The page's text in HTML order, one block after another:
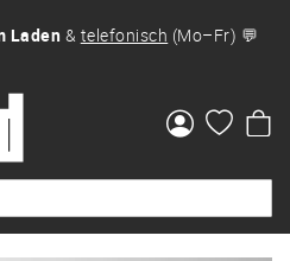
Laden & telefonisch (Mo–Fr) 💬